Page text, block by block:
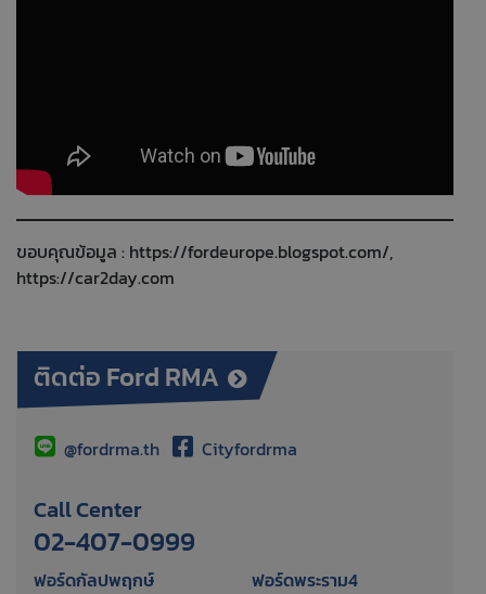
ขอบคุณข้อมูล : https://fordeurope.blogspot.com/,
https://car2day.com
ติดต่อ Ford RMA
@fordrma.th Cityfordrma
Call Center
02-407-0999
ฟอร์ดกัลปพฤกษ์ ฟอร์ดพระราม4